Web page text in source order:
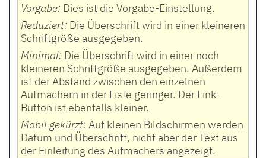
Vorgabe: Dies ist die Vorgabe-Einstellung.
Reduziert: Die Überschrift wird in einer kleineren
Schriftgröße ausgegeben.
Minimal: Die Überschrift wird in einer noch
kleineren Schriftgröße ausgegeben. Außerdem
ist der Abstand zwischen den einzelnen
Aufmachern in der Liste geringer. Der Link-
Button ist ebenfalls kleiner.
Mobil gekürzt: Auf kleinen Bildschirmen werden
Datum und Überschrift, nicht aber der Text aus
der Einleitung des Aufmachers angezeigt.